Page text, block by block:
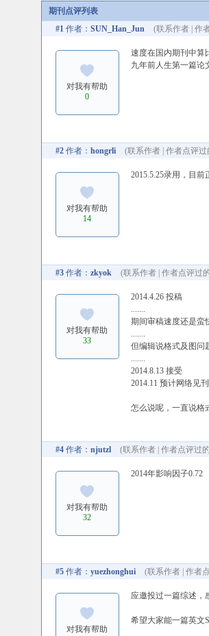
期刊点评列表
#1作者： SUN_Han_Jun (联系作者| 作
对我有帮助
0
速度在国内期刊中算
九年前人生第一篇论
#2作者： hongrli (联系作者| 作者点评过
对我有帮助
14
2015.5.25录用，目前
#3作者： zkyok (联系作者| 作者点评过
对我有帮助
33
2014.4.26 投稿
.......
期间审稿速度还是蛮
.......
但编辑说格式及图问
.......
2014.8.13 接受
2014.11 预计网络见刊
怎么说呢，一直说格
#4作者： njutzl (联系作者| 作者点评过
对我有帮助
32
2014年影响因子0.72
#5作者： yuezhonghui (联系作者| 作者
对我有帮助
应邀投过一篇综述，
希望大家能一篇英文